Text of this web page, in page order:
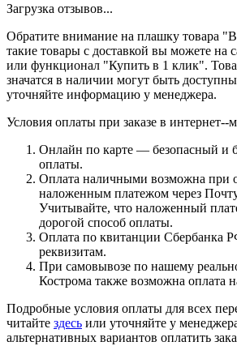
Загрузка отзывов...
Обратите внимание на плашку товара
такие товары с доставкой вы можете на
или функционал "Купить в 1 клик".
значатся в наличии могут быть
уточняйте информацию у менеджера.
Условия оплаты при заказе в интернет--
Онлайн по карте — безопасный и
оплаты.
Оплата наличными возможна при
наложенным платежом через
Учитывайте, что наложенный
дорогой способ оплаты.
Оплата по квитанции Сбербанка
реквизитам.
При самовывозе по нашему
Кострома также возможна оплата
Подробные условия оплаты для всех
читайте здесь или уточняйте у
альтернативных вариантов оплатить